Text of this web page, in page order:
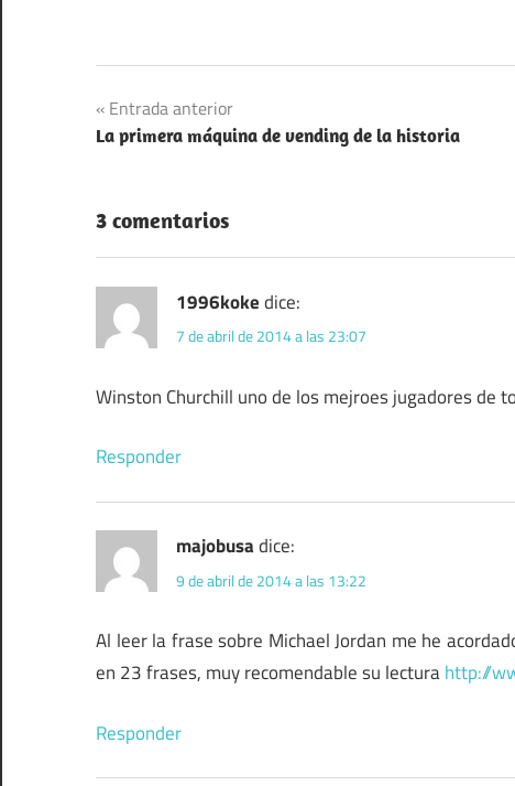
Navegación
de
entradas
Entrada anterior
La primera máquina de vending de la historia
3 comentarios
1996kokedice:
7 de abril de 2014 a las 23:07
Winston Churchill uno de los mejroes jugadores de
Responder
majobusadice:
9 de abril de 2014 a las 13:22
Al leer la frase sobre Michael Jordan me he
en 23 frases, muy recomendable su lecturahttp://
Responder